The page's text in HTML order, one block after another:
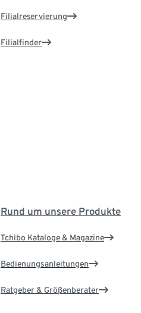
Filialreservierung
Filialfinder
Rund um unsere Produkte
Tchibo Kataloge & Magazine
Bedienungsanleitungen
Ratgeber & Größenberater